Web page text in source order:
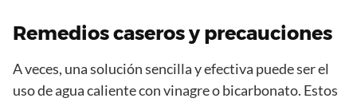
Remedios caseros y precauciones
A veces, una solución sencilla y efectiva puede ser el
uso de agua caliente con vinagre o bicarbonato. Estos